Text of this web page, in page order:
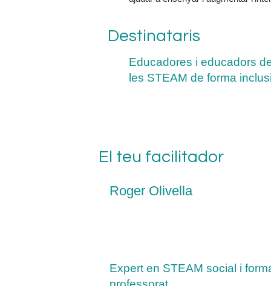
Destinataris
Educadores i educadors
les STEAM de forma
El teu facilitador
Roger Olivella
Expert en STEAM social i